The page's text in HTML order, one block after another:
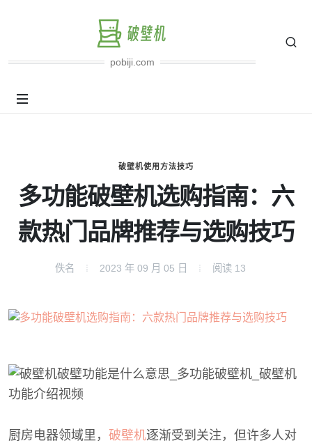
pobiji.com
破壁机使用方法技巧
多功能破壁机选购指南：六
款热门品牌推荐与选购技巧
佚名 2023 年 09 月 05 日 阅读 13
厨房电器领域里， 破壁机逐渐受到关注，但许多人对